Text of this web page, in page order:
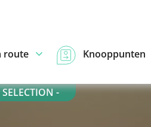
route Knooppunten
SELECTION -